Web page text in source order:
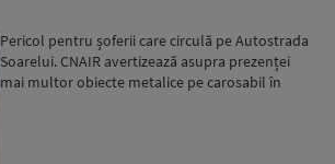
Pericol pentru șoferii care circulă pe Autostrada
Soarelui. CNAIR avertizează asupra prezenței
mai multor obiecte metalice pe carosabil în